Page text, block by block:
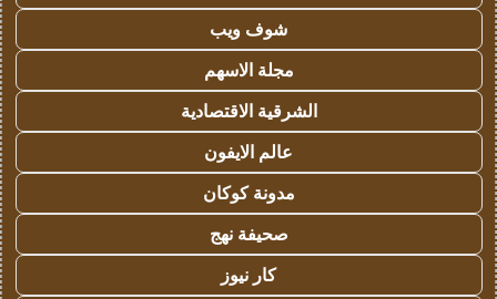
شوف ويب
مجلة الاسهم
الشرقية الاقتصادية
عالم الايفون
مدونة كوكان
صحيفة نهج
كار نيوز